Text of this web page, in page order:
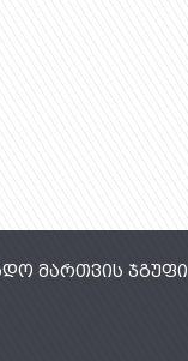
მართვის ჯგუფი